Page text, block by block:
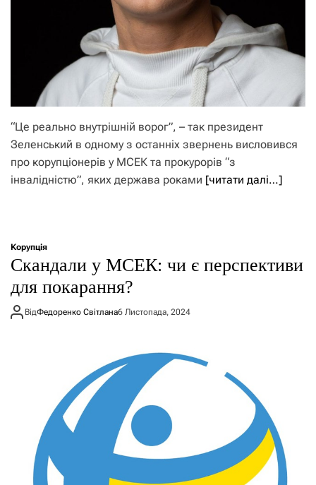
“Це реально внутрішній ворог”, – так президент
Зеленський в одному з останніх звернень висловився
про корупціонерів у МСЕК та прокурорів “з
інвалідністю”, яких держава роками [читати далі…]
Корупція
Скандали у МСЕК: чи є перспективи
для покарання?
ВідФедоренко Світлана6 Листопада, 2024